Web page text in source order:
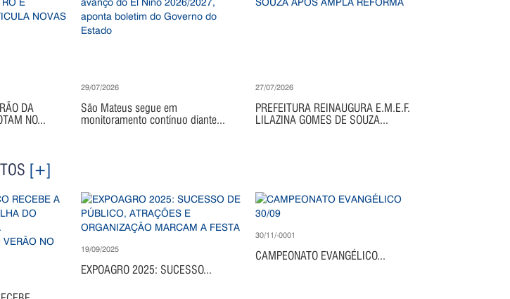
DA
NO...
29/07/2026
São Mateus segue em
monitoramento contínuo diante...
27/07/2026
PREFEITURA REINAUGURA E.M.E.F.
LILAZINA GOMES DE SOUZA...
[+]
19/09/2025
EXPOAGRO 2025: SUCESSO...
30/11/-0001
CAMPEONATO EVANGÉLICO...